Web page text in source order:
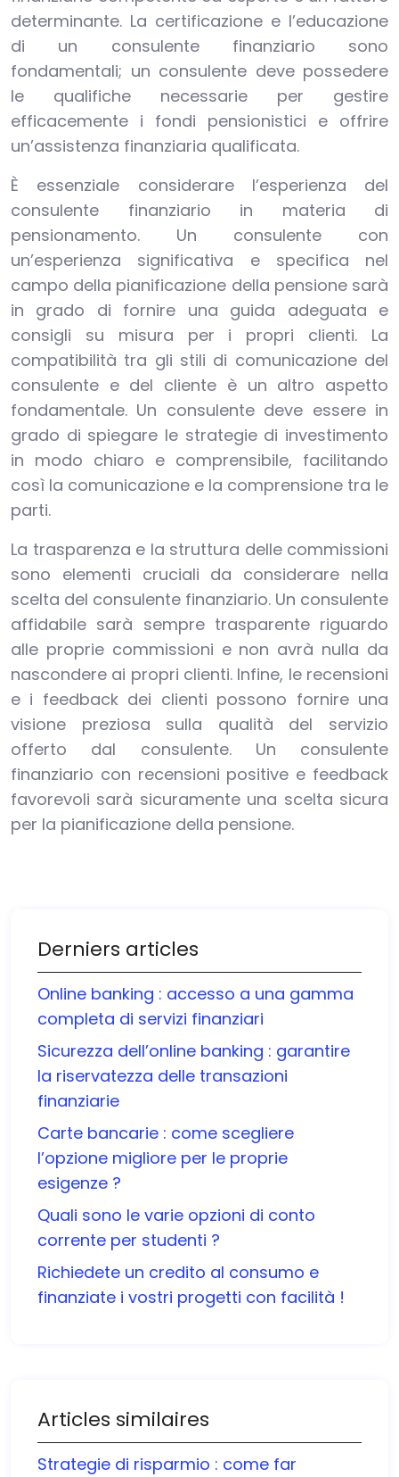
determinante. La certificazione e l’educazione
di un consulente finanziario sono
fondamentali; un consulente deve possedere
le qualifiche necessarie per gestire
efficacemente i fondi pensionistici e offrire
un’assistenza finanziaria qualificata.
È essenziale considerare l’esperienza del
consulente finanziario in materia di
pensionamento. Un consulente con
un’esperienza significativa e specifica nel
campo della pianificazione della pensione sarà
in grado di fornire una guida adeguata e
consigli su misura per i propri clienti. La
compatibilità tra gli stili di comunicazione del
consulente e del cliente è un altro aspetto
fondamentale. Un consulente deve essere in
grado di spiegare le strategie di investimento
in modo chiaro e comprensibile, facilitando
così la comunicazione e la comprensione tra le
parti.
La trasparenza e la struttura delle commissioni
sono elementi cruciali da considerare nella
scelta del consulente finanziario. Un consulente
affidabile sarà sempre trasparente riguardo
alle proprie commissioni e non avrà nulla da
nascondere ai propri clienti. Infine, le recensioni
e i feedback dei clienti possono fornire una
visione preziosa sulla qualità del servizio
offerto dal consulente. Un consulente
finanziario con recensioni positive e feedback
favorevoli sarà sicuramente una scelta sicura
per la pianificazione della pensione.
Derniers articles
Online banking : accesso a una gamma
completa di servizi finanziari
Sicurezza dell’online banking : garantire
la riservatezza delle transazioni
finanziarie
Carte bancarie : come scegliere
l’opzione migliore per le proprie
esigenze ?
Quali sono le varie opzioni di conto
corrente per studenti ?
Richiedete un credito al consumo e
finanziate i vostri progetti con facilità !
Articles similaires
Strategie di risparmio : come far